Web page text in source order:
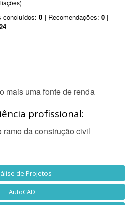
concluídos: 0 | Recomendações: 0 |
mais uma fonte de renda
profissional:
da construção civil
de Projetos
AutoCAD